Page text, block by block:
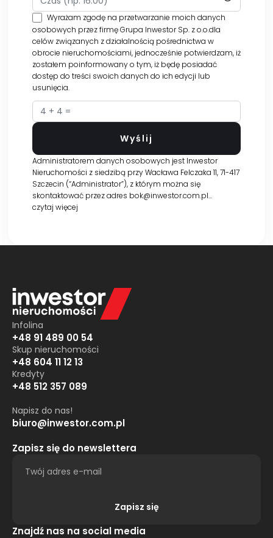
Wyrażam zgodę na przetwarzanie moich danych
osobowych przez firmę Grupa Inwestor Sp. z o.o.dla
celów związanych z działalnością pośrednictwa w
obrocie nieruchomościami, jednocześnie potwierdzam, iż
zostałem poinformowany o tym, iż będę posiadać
dostęp do treści swoich danych do ich edycji lub
usunięcia.
Administratorem danych osobowych jest Inwestor
Nieruchomości z siedzibą przy Wacława Felczaka 11, 71-417
Szczecin (“Administrator”), z którym można się
skontaktować przez adres bok@inwestor.com.pl…
czytaj więcej
Infolina
+48 91 489 00 54
Skup nieruchomości
+48 604 11 12 13
Kredyty
+48 512 357 089
Napisz do nas!
biuro@inwestor.com.pl
Zapisz się do newslettera
Zapisz się
Alternative:
Znajdź nas na social media